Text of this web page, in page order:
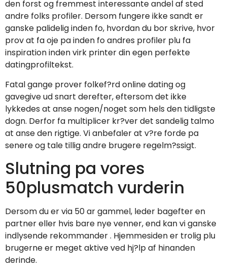
den forst og fremmest interessante andel af sted
andre folks profiler. Dersom fungere ikke sandt er
ganske palidelig inden fo, hvordan du bor skrive, hvor
prov at fa oje pa inden fo andres profiler plu fa
inspiration inden virk printer din egen perfekte
datingprofiltekst.
Fatal gange prover folkef?rd online dating og
gavegive ud snart derefter, eftersom det ikke
lykkedes at anse nogen/noget som hels den tidligste
dogn. Derfor fa multiplicer kr?ver det sandelig talmo
at anse den rigtige. Vi anbefaler at v?re forde pa
senere og tale tillig andre brugere regelm?ssigt.
Slutning pa vores
50plusmatch vurderin
Dersom du er via 50 ar gammel, leder bagefter en
partner eller hvis bare nye venner, end kan vi ganske
indlysende rekommander . Hjemmesiden er trolig plu
brugerne er meget aktive ved hj?lp af hinanden
derinde.